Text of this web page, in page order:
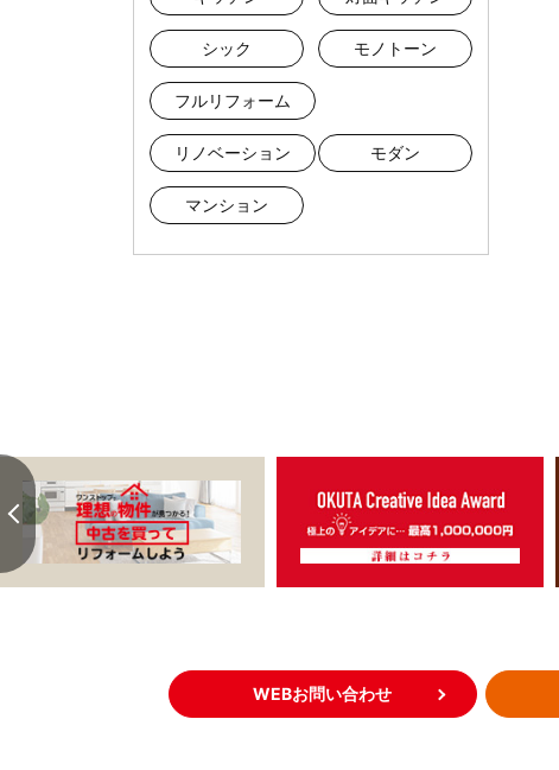
シック モノトーン
フルリフォーム
リノベーション モダン
マンション
WEBお問い合わせ